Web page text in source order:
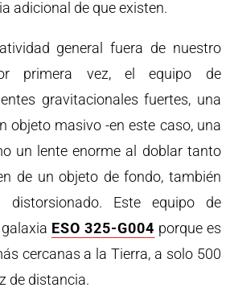
adicional de que existen.
general fuera de nuestro
primera vez, el equipo de
gravitacionales fuertes, una
objeto masivo -en este caso, una
un lente enorme al doblar tanto
de un objeto de fondo, también
distorsionado. Este equipo de
ESO 325-G004 porque es
cercanas a la Tierra, a solo 500
de distancia.